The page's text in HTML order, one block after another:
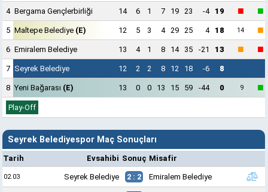
4 Bergama Gençlerbirliği 14 6 1 7 19 23 -4 19 ■ ■
5 Maltepe Belediye (E) 12 5 3 4 29 25 4 18 14 ■
6 Emiralem Belediye 13 4 1 8 14 35 -21 13 ■ ■
7 Seyrek Belediye 12 2 2 8 12 18 -6 8
8 Yeni Bağarası (E) 13 0 0 13 15 59 -44 0 9 ■
Play-Off
Seyrek Belediyespor Maç Sonuçları
Tarih Evsahibi Sonuç Misafir
02.03 Seyrek Belediye 2 : 2 Emiralem Belediye